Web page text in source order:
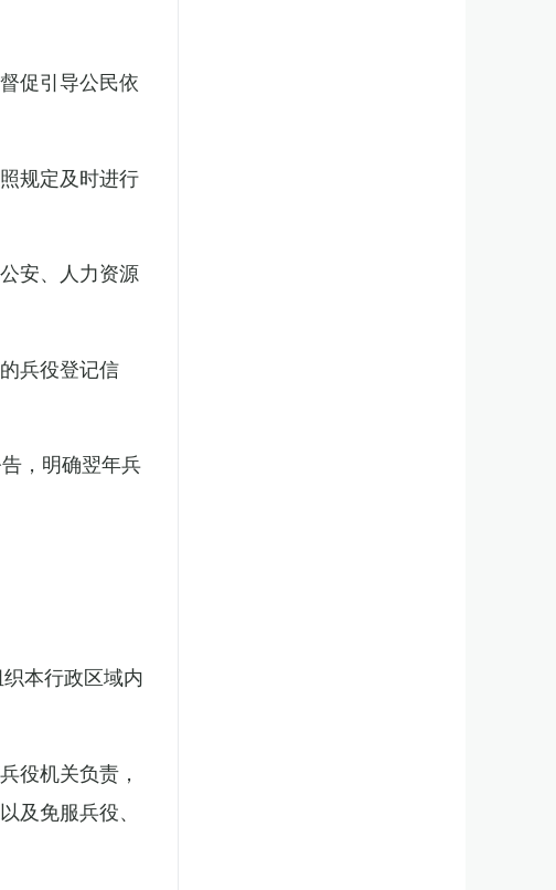
促引导公民依
规定及时进行
安、人力资源
兵役登记信
，明确翌年兵
本行政区域内
役机关负责，
免服兵役、